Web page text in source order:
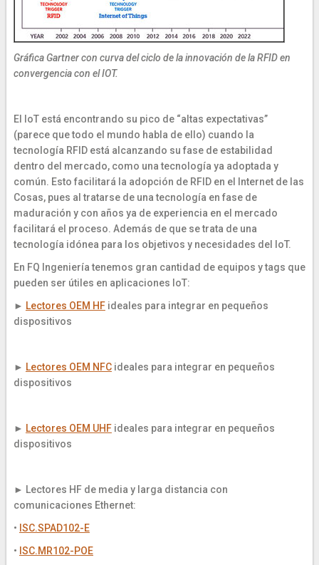
Gráfica Gartner con curva del ciclo de la innovación de la RFID en
convergencia con el IOT.
El IoT está encontrando su pico de “altas expectativas”
(parece que todo el mundo habla de ello) cuando la
tecnología RFID está alcanzando su fase de estabilidad
dentro del mercado, como una tecnología ya adoptada y
común. Esto facilitará la adopción de RFID en el Internet de las
Cosas, pues al tratarse de una tecnología en fase de
maduración y con años ya de experiencia en el mercado
facilitará el proceso. Además de que se trata de una
tecnología idónea para los objetivos y necesidades del IoT.
En FQ Ingeniería tenemos gran cantidad de equipos y tags que
pueden ser útiles en aplicaciones IoT:
► Lectores OEM HFideales para integrar en pequeños
dispositivos
► Lectores OEM NFCideales para integrar en pequeños
dispositivos
► Lectores OEM UHFideales para integrar en pequeños
dispositivos
► Lectores HF de media y larga distancia con
comunicaciones Ethernet:
• ISC.SPAD102-E
• ISC.MR102-POE